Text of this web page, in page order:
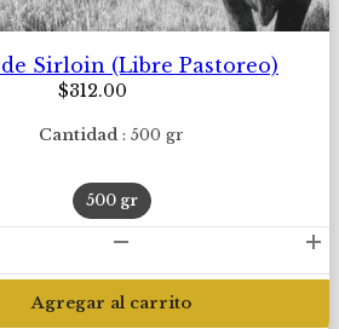
Sirloin (Libre Pastoreo)
$312.00
Cantidad 500 gr
500 gr
Agregar al carrito